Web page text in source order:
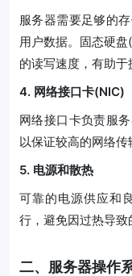
服务器需要足够的
用户数据。固态硬
的读写速度，有助于
4. 网络接口卡(NIC)
网络接口卡负责服
以保证较高的网络传
5. 电源和散热
可靠的电源供应和
行，避免因过热导致
二、服务器操作